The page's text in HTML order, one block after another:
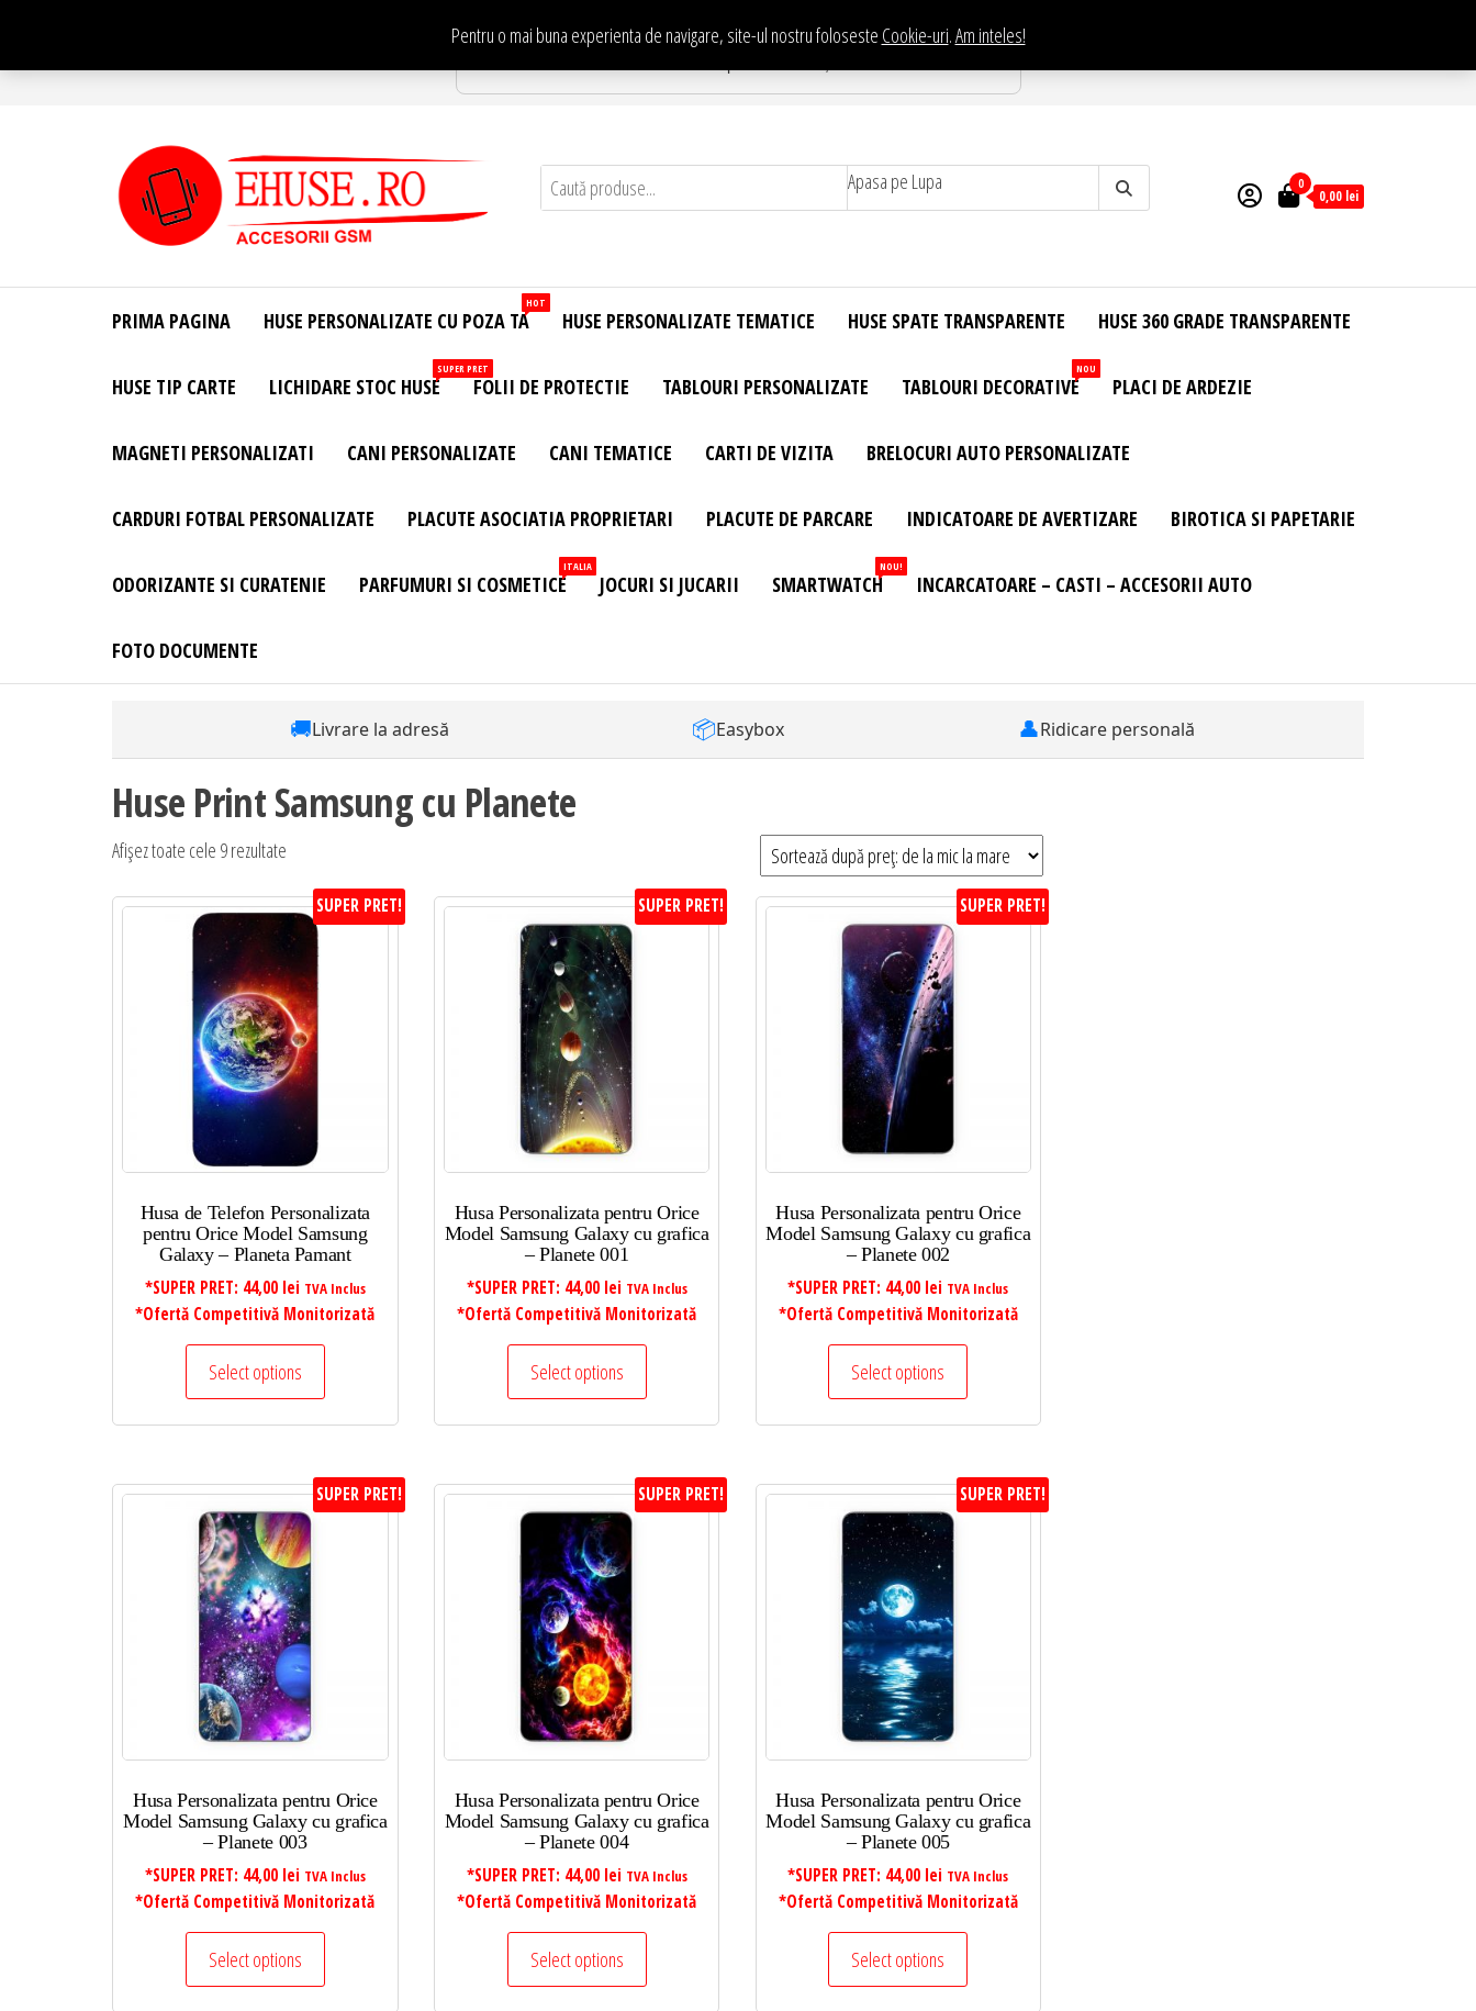
conținut
Pentru o mai buna experienta de navigare, site-ul nostru foloseste Cookie-uri.Am inteles!
Te asteptam in Showroom eHuse.ro
Site Oficial .
Huse
Personalizate
Huse
Personalizate
Telefon –
– Accesorii
Apasa pe Lupa 0
0,00 lei
PRIMA PAGINA HUSE PERSONALIZATE CU POZA TA
HOT
HUSE PERSONALIZATE TEMATICE HUSE SPATE TRANSPARENTE HUSE 360 GRADE TRANSPARENTE
HUSE TIP CARTE LICHIDARE STOC HUSE
SUPER PRET
FOLII DE PROTECTIE TABLOURI PERSONALIZATE TABLOURI DECORATIVE
NOU
PLACI DE ARDEZIE
MAGNETI PERSONALIZATI CANI PERSONALIZATE CANI TEMATICE CARTI DE VIZITA BRELOCURI AUTO PERSONALIZATE
CARDURI FOTBAL PERSONALIZATE PLACUTE ASOCIATIA PROPRIETARI PLACUTE DE PARCARE INDICATOARE DE AVERTIZARE BIROTICA SI PAPETARIE
ODORIZANTE SI CURATENIE PARFUMURI SI COSMETICE
ITALIA
JOCURI SI JUCARII SMARTWATCH
NOU!
INCARCATOARE – CASTI – ACCESORII AUTO
FOTO DOCUMENTE
🚚Livrare la adresă 📦Easybox 👤Ridicare personală
Huse Print Samsung cu Planete
Afișez toate cele 9 rezultate
preț:
de
la
mic
la
mare
SUPER PRET!
Husa de Telefon Personalizata
pentru Orice Model Samsung
Galaxy – Planeta Pamant
*SUPER PRET: 44,00 lei TVA Inclus
*Ofertă Competitivă Monitorizată
Select options
SUPER PRET!
Husa Personalizata pentru Orice
Model Samsung Galaxy cu grafica
– Planete 001
*SUPER PRET: 44,00 lei TVA Inclus
*Ofertă Competitivă Monitorizată
Select options
SUPER PRET!
Husa Personalizata pentru Orice
Model Samsung Galaxy cu grafica
– Planete 002
*SUPER PRET: 44,00 lei TVA Inclus
*Ofertă Competitivă Monitorizată
Select options
SUPER PRET!
Husa Personalizata pentru Orice
Model Samsung Galaxy cu grafica
– Planete 003
*SUPER PRET: 44,00 lei TVA Inclus
*Ofertă Competitivă Monitorizată
Select options
SUPER PRET!
Husa Personalizata pentru Orice
Model Samsung Galaxy cu grafica
– Planete 004
*SUPER PRET: 44,00 lei TVA Inclus
*Ofertă Competitivă Monitorizată
Select options
SUPER PRET!
Husa Personalizata pentru Orice
Model Samsung Galaxy cu grafica
– Planete 005
*SUPER PRET: 44,00 lei TVA Inclus
*Ofertă Competitivă Monitorizată
Select options